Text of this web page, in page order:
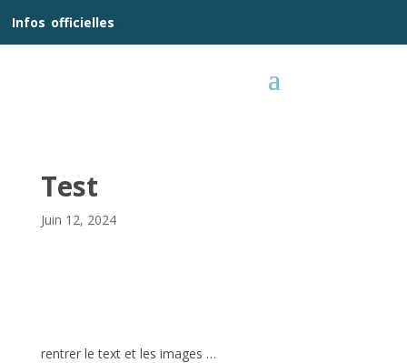
Infos officielles
Test
Juin 12, 2024
rentrer le text et les images …